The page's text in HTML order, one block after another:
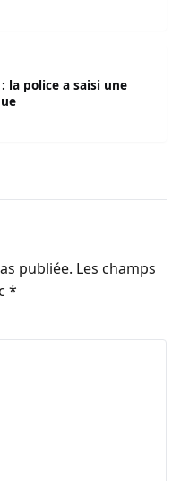
la police a saisi une
publiée. Les champs
*